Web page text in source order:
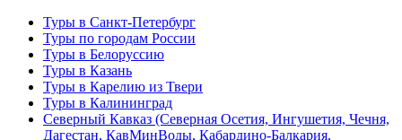
Туры в Санкт-Петербург
Туры по городам России
Туры в Белоруссию
Туры в Казань
Туры в Карелию из Твери
Туры в Калининград
Северный Кавказ (Северная Осетия, Ингушетия, Чечня,
Дагестан, КавМинВоды, Кабардино-Балкария,